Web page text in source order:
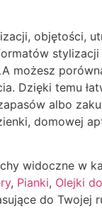
objętości,
stylizacji
możesz
Dzięki temu
albo
domowej
widoczne w
, Pianki, Olejki
do Twojej